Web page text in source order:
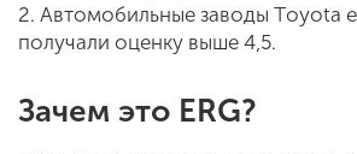
2. Автомобильные заводы Тoyota
получали оценку выше 4,5.
Зачем это ERG?